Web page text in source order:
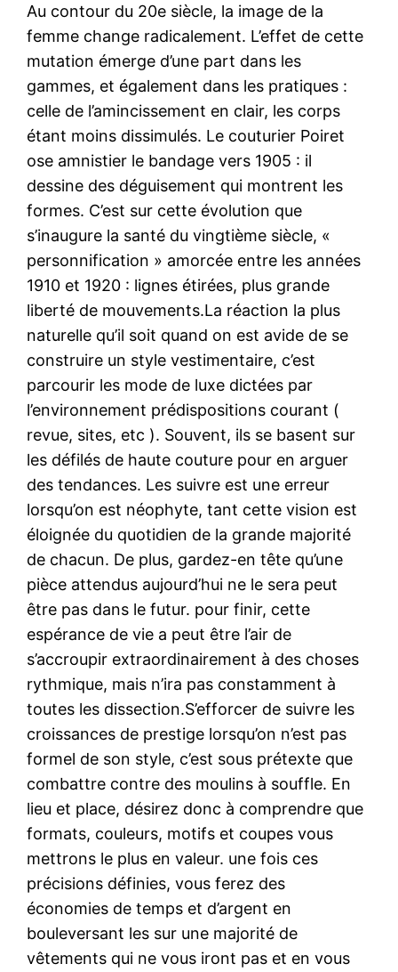
Au contour du 20e siècle, la image de la
femme change radicalement. L’effet de cette
mutation émerge d’une part dans les
gammes, et également dans les pratiques :
celle de l’amincissement en clair, les corps
étant moins dissimulés. Le couturier Poiret
ose amnistier le bandage vers 1905 : il
dessine des déguisement qui montrent les
formes. C’est sur cette évolution que
s’inaugure la santé du vingtième siècle, «
personnification » amorcée entre les années
1910 et 1920 : lignes étirées, plus grande
liberté de mouvements.La réaction la plus
naturelle qu’il soit quand on est avide de se
construire un style vestimentaire, c’est
parcourir les mode de luxe dictées par
l’environnement prédispositions courant (
revue, sites, etc ). Souvent, ils se basent sur
les défilés de haute couture pour en arguer
des tendances. Les suivre est une erreur
lorsqu’on est néophyte, tant cette vision est
éloignée du quotidien de la grande majorité
de chacun. De plus, gardez-en tête qu’une
pièce attendus aujourd’hui ne le sera peut
être pas dans le futur. pour finir, cette
espérance de vie a peut être l’air de
s’accroupir extraordinairement à des choses
rythmique, mais n’ira pas constamment à
toutes les dissection.S’efforcer de suivre les
croissances de prestige lorsqu’on n’est pas
formel de son style, c’est sous prétexte que
combattre contre des moulins à souffle. En
lieu et place, désirez donc à comprendre que
formats, couleurs, motifs et coupes vous
mettrons le plus en valeur. une fois ces
précisions définies, vous ferez des
économies de temps et d’argent en
bouleversant les sur une majorité de
vêtements qui ne vous iront pas et en vous